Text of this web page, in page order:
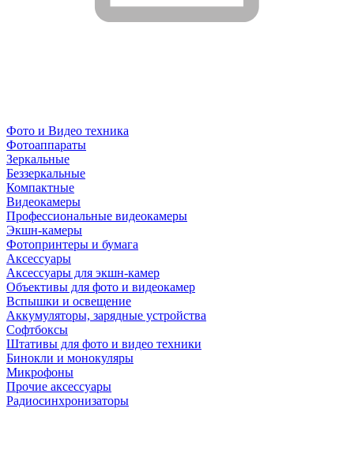
Фото и Видео техника
Фотоаппараты
Зеркальные
Беззеркальные
Компактные
Видеокамеры
Профессиональные видеокамеры
Экшн-камеры
Фотопринтеры и бумага
Аксессуары
Аксессуары для экшн-камер
Объективы для фото и видеокамер
Вспышки и освещение
Аккумуляторы, зарядные устройства
Софтбоксы
Штативы для фото и видео техники
Бинокли и монокуляры
Микрофоны
Прочие аксессуары
Радиосинхронизаторы